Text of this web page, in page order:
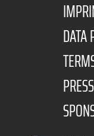
DATA
PRESS